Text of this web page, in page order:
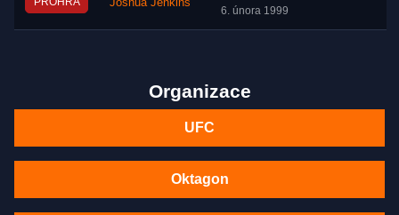
Joshua Jenkins
6. února 1999
Organizace
UFC
Oktagon